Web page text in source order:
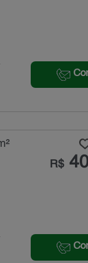
R$